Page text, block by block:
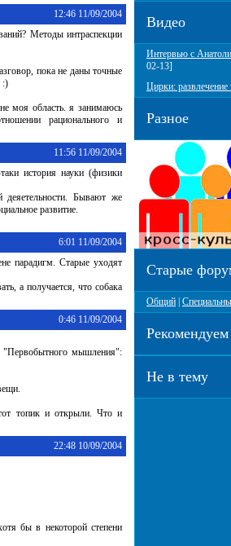
Видео
Интервью с
02-13]
Цирки:
Разное
Старые
Общий
Рекомендуем
Не в тему
12:46 11/09/2004
Методы интраспекции
пока не даны точные
:)
моя область. я занимаюсь
рационального и
11:56 11/09/2004
история науки (физики
деяетельности. Бывают же
развитие.
6:01 11/09/2004
парадигм. Старые уходят
а получается, что собака
0:46 11/09/2004
"Первобытного мышления":
топик и открыли. Что и
22:48 10/09/2004
бы в некоторой степени